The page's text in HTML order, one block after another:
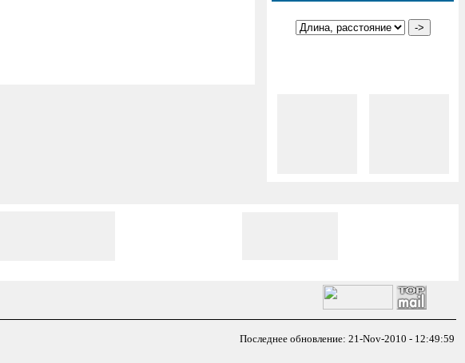
Последнее обновление: 21-Nov-2010 - 12:49:59